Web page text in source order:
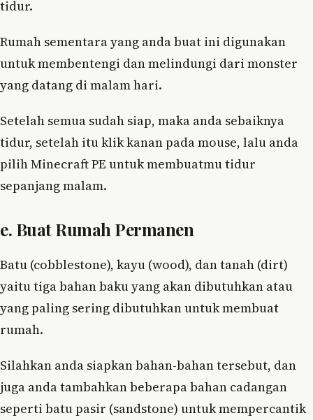
tidur.
Rumah sementara yang anda buat ini digunakan
untuk membentengi dan melindungi dari monster
yang datang di malam hari.
Setelah semua sudah siap, maka anda sebaiknya
tidur, setelah itu klik kanan pada mouse, lalu anda
pilih Minecraft PE untuk membuatmu tidur
sepanjang malam.
e. Buat Rumah Permanen
Batu (cobblestone), kayu (wood), dan tanah (dirt)
yaitu tiga bahan baku yang akan dibutuhkan atau
yang paling sering dibutuhkan untuk membuat
rumah.
Silahkan anda siapkan bahan-bahan tersebut, dan
juga anda tambahkan beberapa bahan cadangan
seperti batu pasir (sandstone) untuk mempercantik